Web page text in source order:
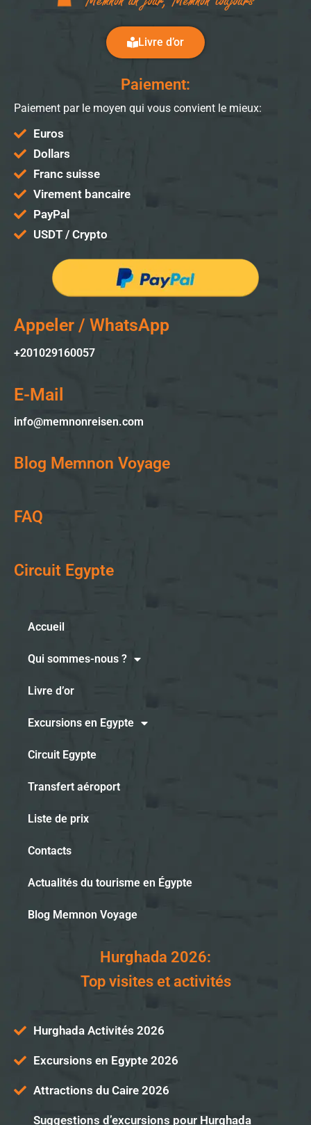
Livre d’or
Paiement:
Paiement par le moyen qui vous convient le mieux:
Euros
Dollars
Franc suisse
Virement bancaire
PayPal
USDT / Crypto
Appeler / WhatsApp
+201029160057
E-Mail
info@memnonreisen.com
Blog Memnon Voyage
FAQ
Circuit Egypte
Accueil
Qui sommes-nous ?
Livre d’or
Excursions en Egypte
Circuit Egypte
Transfert aéroport
Liste de prix
Contacts
Actualités du tourisme en Égypte
Blog Memnon Voyage
Hurghada 2026:
Top visites et activités
Hurghada Activités 2026
Excursions en Egypte 2026
Attractions du Caire 2026
Suggestions d’excursions pour Hurghada